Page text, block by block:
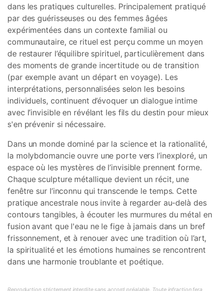
dans les pratiques culturelles. Principalement pratiqué
par des guérisseuses ou des femmes âgées
expérimentées dans un contexte familial ou
communautaire, ce rituel est perçu comme un moyen
de restaurer l’équilibre spirituel, particulièrement dans
des moments de grande incertitude ou de transition
(par exemple avant un départ en voyage). Les
interprétations, personnalisées selon les besoins
individuels, continuent d’évoquer un dialogue intime
avec l’invisible en révélant les fils du destin pour mieux
s'en prévenir si nécessaire.
Dans un monde dominé par la science et la rationalité,
la molybdomancie ouvre une porte vers l’inexploré, un
espace où les mystères de l’invisible prennent forme.
Chaque sculpture métallique devient un récit, une
fenêtre sur l’inconnu qui transcende le temps. Cette
pratique ancestrale nous invite à regarder au-delà des
contours tangibles, à écouter les murmures du métal en
fusion avant que l'eau ne le fige à jamais dans un bref
frissonnement, et à renouer avec une tradition où l’art,
la spiritualité et les émotions humaines se rencontrent
dans une harmonie troublante et poétique.
Reproduction strictement interdite sans accord préalable. Toute infraction fera